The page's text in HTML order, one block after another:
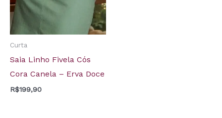
Curta
Saia Linho Fivela Cós
Cora Canela – Erva Doce
R$199,90